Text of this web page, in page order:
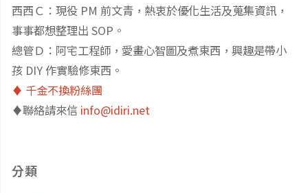
發
生
的
真
利
幼
兒
園
西西Ｃ：現役 PM 前文青，熱衷於優化生活及蒐集資訊，
事事都想整理出 SOP。
總管Ｄ：阿宅工程師，愛畫心智圖及煮東西，興趣是帶小
孩 DIY 作實驗修東西。
♦️ 千金不換粉絲團
♦️聯絡請來信 info@idiri.net
分類